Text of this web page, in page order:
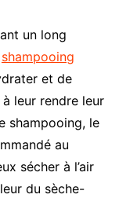
un long
shampooing
et de
leur rendre leur
shampooing, le
au
sécher à l’air
du sèche-